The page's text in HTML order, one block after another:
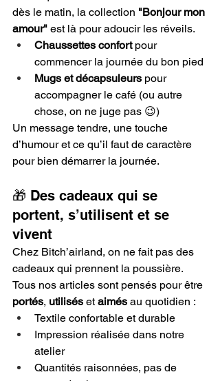
dès le matin, la collection "Bonjour mon
amour" est là pour adoucir les réveils.
Chaussettes confort pour
commencer la journée du bon pied
Mugs et décapsuleurs pour
accompagner le café (ou autre
chose, on ne juge pas 😉)
Un message tendre, une touche
d’humour et ce qu’il faut de caractère
pour bien démarrer la journée.
🎁 Des cadeaux qui se
portent, s’utilisent et se
vivent
Chez Bitch’airland, on ne fait pas des
cadeaux qui prennent la poussière.
Tous nos articles sont pensés pour être
portés, utilisés et aimés au quotidien :
Textile confortable et durable
Impression réalisée dans notre
atelier
Quantités raisonnées, pas de